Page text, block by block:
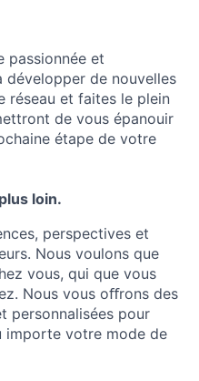
passionnée et
développer de nouvelles
réseau et faites le plein
de vous épanouir
étape de votre
loin.
perspectives et
Nous voulons que
vous, qui que vous
Nous vous oﬀrons des
personnalisées pour
importe votre mode de